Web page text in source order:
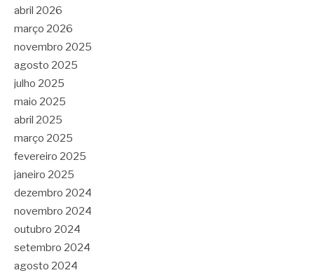
abril 2026
março 2026
novembro 2025
agosto 2025
julho 2025
maio 2025
abril 2025
março 2025
fevereiro 2025
janeiro 2025
dezembro 2024
novembro 2024
outubro 2024
setembro 2024
agosto 2024